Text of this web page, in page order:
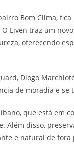
Bom Clima,
Liven traz um
oferecendo
Diogo
de moradia e
que está em
Além disso,
e natural de fora